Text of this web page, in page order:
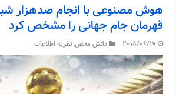
هوش مصنوعی با انجام صدهزار
قهرمان جام جهانی را مشخص کرد
2018/06/17 دانش محض,نظریه اطلاعات